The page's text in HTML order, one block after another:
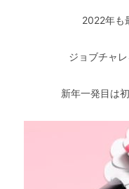
2022年も
ジョブチャ
新年一発目は